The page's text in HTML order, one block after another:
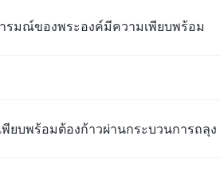
รมณ์ของพระองค์มีความเพียบพร้อม
ยบพร้อมต้องก้าวผ่านกระบวนการถลุง